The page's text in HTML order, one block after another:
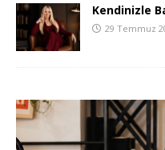
Kendinizle
29 Temmuz